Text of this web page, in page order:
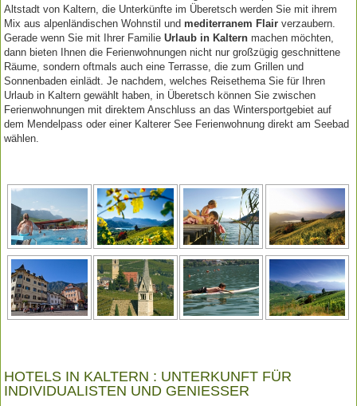
Altstadt von Kaltern, die Unterkünfte im Überetsch werden Sie mit ihrem
Mix aus alpenländischen Wohnstil undmediterranem Flair verzaubern.
Gerade wenn Sie mit Ihrer FamilieUrlaub in Kaltern machen möchten,
dann bieten Ihnen die Ferienwohnungen nicht nur großzügig geschnittene
Räume, sondern oftmals auch eine Terrasse, die zum Grillen und
Sonnenbaden einlädt. Je nachdem, welches Reisethema Sie für Ihren
Urlaub in Kaltern gewählt haben, in Überetsch können Sie zwischen
Ferienwohnungen mit direktem Anschluss an das Wintersportgebiet auf
dem Mendelpass oder einer Kalterer See Ferienwohnung direkt am Seebad
wählen.
HOTELS IN KALTERN : UNTERKUNFT FÜR
INDIVIDUALISTEN UND GENIESSER